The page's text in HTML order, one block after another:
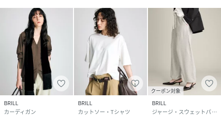
BRILL
カーディガン
BRILL
カットソー・Tシャツ
クーポン対象
BRILL
ジャージ・スウェットパンツ